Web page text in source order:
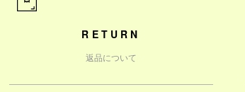
RETURN
返品について